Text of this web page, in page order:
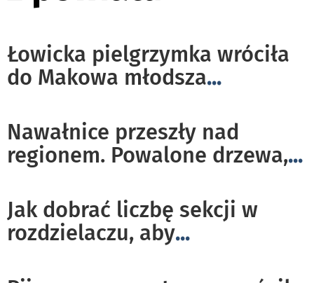
Łowicka pielgrzymka wróciła
do Makowa młodsza...
Nawałnice przeszły nad
regionem. Powalone drzewa,...
Jak dobrać liczbę sekcji w
rozdzielaczu, aby...